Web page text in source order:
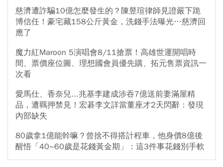
慈濟遭詐騙10億怎麼發生的？陳昱瑄律師見證嚴下跪
博信任！豪宅藏158公斤黃金，洗錢手法曝光…慈濟回
應了
魔力紅Maroon 5演唱會8/11搶票！高雄世運開唱時
間、票價座位圖、理想國會員優先購、拓元售票資訊一
次看
愛馬仕、香奈兒...兆基李建成涉吞7億送前妻滿屋精
品，遭羈押禁見！宏碁李文詳當董座才2天閃辭：發現
內部缺失
80歲拿1億能幹嘛？曾捨不得搭計程車，他身價8億後
醒悟「40~60歲是花錢黃金期」：這3件事花錢別手軟